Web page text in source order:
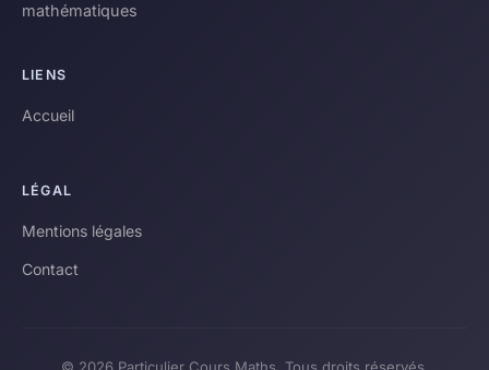
mathématiques
LIENS
Accueil
LÉGAL
Mentions légales
Contact